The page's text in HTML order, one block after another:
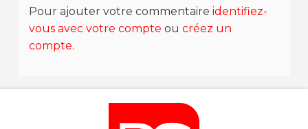
Pour ajouter votre commentaire identifiez-
vous avec votre compte ou créez un
compte.